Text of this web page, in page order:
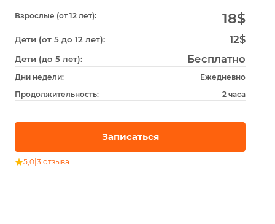
Взрослые (от 12 лет): 18$
Дети (от 5 до 12 лет): 12$
Дети (до 5 лет): Бесплатно
Дни недели:
Ежедневно
Продолжительность:
2 часа
Записаться
5,0 3 отзыва